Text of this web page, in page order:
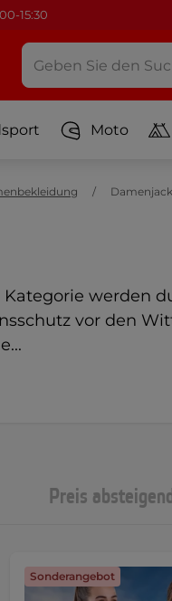
15:30
Moto
Kategorie werden
vor den
Preis
Sonderangebot